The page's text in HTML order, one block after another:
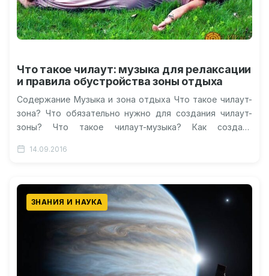
Что такое чилаут: музыка для релаксации
и правила обустройства зоны отдыха
Содержание Музыка и зона отдыха Что такое чилаут-
зона? Что обязательно нужно для создания чилаут-
зоны? Что такое чилаут-музыка? Как создать
расслабляться…
14.09.2016
ЗНАНИЯ И НАУКА